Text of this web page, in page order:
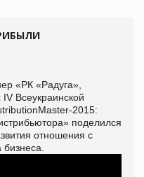
«РК «Радуга»,
Всеукраинской
2015:
поделился
отношения с